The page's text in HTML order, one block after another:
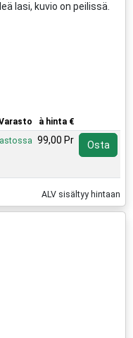
lasi, kuvio on peilissä.
à hinta €
99,00 Pr Osta
ALV sisältyy hintaan